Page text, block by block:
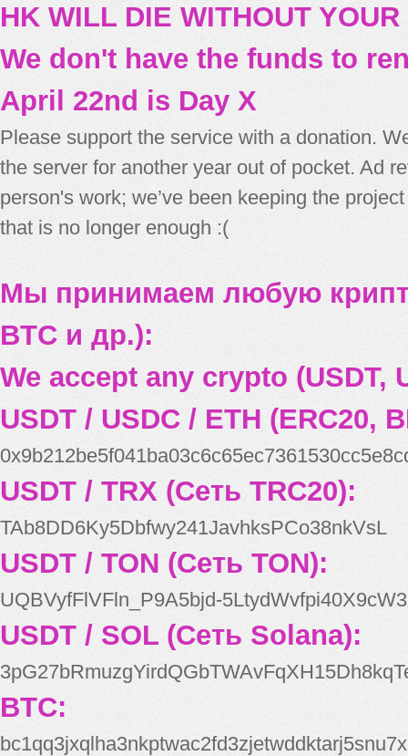
HK WILL DIE WITHOUT
We don't have the funds to
April 22nd is Day X
Please support the service with a donation.
the server for another year out of pocket. Ad
person's work; we’ve been keeping the
that is no longer enough :(
Мы принимаем любую
BTC и др.):
We accept any crypto (USDT,
USDT / USDC / ETH (ERC20,
USDT / TRX (Сеть TRC20):
TAb8DD6Ky5Dbfwy241JavhksPCo38nkVsL
USDT / TON (Сеть TON):
UQBVyfFlVFln_P9A5bjd-
USDT / SOL (Сеть Solana):
BTC:
bc1qq3jxqlha3nkptwac2fd3zjetwddktarj5snu7x